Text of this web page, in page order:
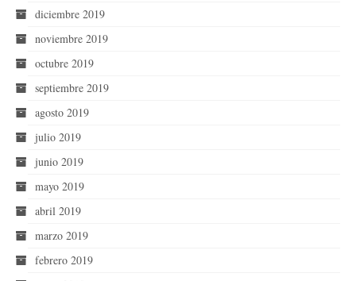
diciembre 2019
noviembre 2019
octubre 2019
septiembre 2019
agosto 2019
julio 2019
junio 2019
mayo 2019
abril 2019
marzo 2019
febrero 2019